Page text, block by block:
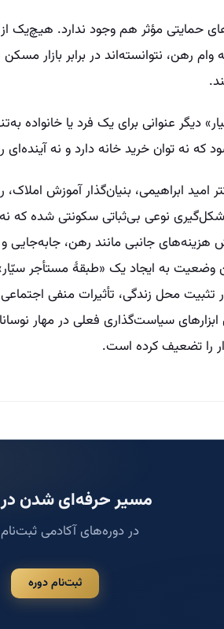
حمایتی مؤثر هم وجود ندارد. هیچ‌یک
رهن، نتوانسته‌اند در برابر بازار
دیگر عنوانی برای یک فرد یا خانواده
که نه توان خرید خانه دارد و نه
ابراهیمی، بنیان‌گذار آموزش املاک،
نوعی بی‌ثباتی سکونتی شده که
هزینه‌های جانبی مانند رهن،
وضعیت به ایجاد یک «طبقهٔ مستأجر
تثبیت محل زندگی، تأثیرات منفی
سیاست‌گذاری فعلی در مهار
را تضعیف کرده است.
مسیر حرفه‌ای شدن در
در دوره‌های آکادمی
ثبت‌نام دوره